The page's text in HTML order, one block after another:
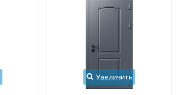
Увеличить